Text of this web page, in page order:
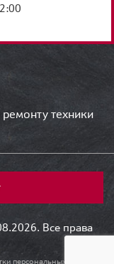
техники
Все права
персональных данных